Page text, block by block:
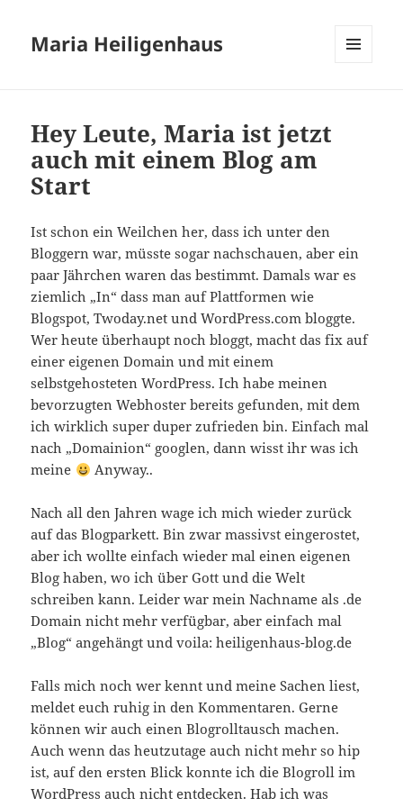
Maria Heiligenhaus
Hey Leute, Maria ist jetzt
auch mit einem Blog am
Start
Ist schon ein Weilchen her, dass ich unter den
Bloggern war, müsste sogar nachschauen, aber ein
paar Jährchen waren das bestimmt. Damals war es
ziemlich „In“ dass man auf Plattformen wie
Blogspot, Twoday.net und WordPress.com bloggte.
Wer heute überhaupt noch bloggt, macht das fix auf
einer eigenen Domain und mit einem
selbstgehosteten WordPress. Ich habe meinen
bevorzugten Webhoster bereits gefunden, mit dem
ich wirklich super duper zufrieden bin. Einfach mal
nach „Domainion“ googlen, dann wisst ihr was ich
meine
Anyway..
Nach all den Jahren wage ich mich wieder zurück
auf das Blogparkett. Bin zwar massivst eingerostet,
aber ich wollte einfach wieder mal einen eigenen
Blog haben, wo ich über Gott und die Welt
schreiben kann. Leider war mein Nachname als .de
Domain nicht mehr verfügbar, aber einfach mal
„Blog“ angehängt und voila: heiligenhaus-blog.de
Falls mich noch wer kennt und meine Sachen liest,
meldet euch ruhig in den Kommentaren. Gerne
können wir auch einen Blogrolltausch machen.
Auch wenn das heutzutage auch nicht mehr so hip
ist, auf den ersten Blick konnte ich die Blogroll im
WordPress auch nicht entdecken. Hab ich was